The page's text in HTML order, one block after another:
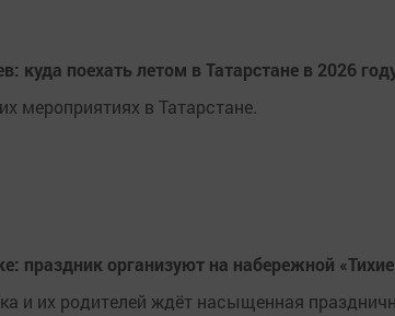
куда поехать летом в Татарстане в 2026
мероприятиях в Татарстане.
праздник организуют на набережной
и их родителей ждёт насыщенная